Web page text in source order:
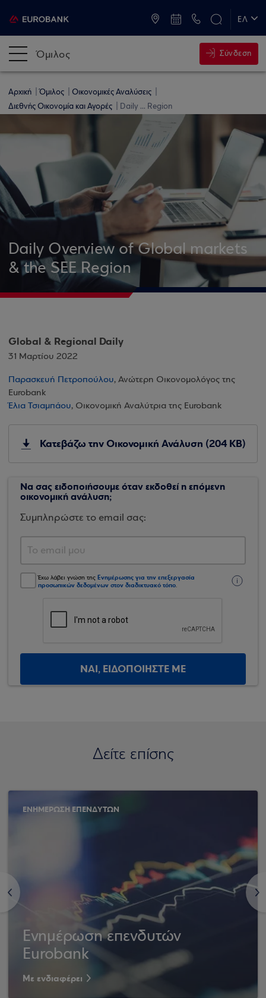
ΕΛ
Όμιλος Σύνδεση
Αρχική Όμιλος
Οικονομικές Αναλύσεις
Διεθνής Οικονομία και Αγορές
Daily ... Region
Daily Overview of Global markets
& the SEE Region
Global & Regional Daily
31 Μαρτίου 2022
Παρασκευή Πετροπούλου, Ανώτερη Οικονομολόγος της
Eurobank
Έλια Τσιαμπάου, Οικονομική Αναλύτρια της Eurobank
Κατεβάζω την Οικονομική Ανάλυση (204 KB)
Να σας ειδοποιήσουμε όταν εκδοθεί η επόμενη
οικονομική ανάλυση;
Συμπληρώστε το email σας:
Έχω λάβει γνώση της Ενημέρωσης για την επεξεργασία
προσωπικών δεδομένων στον διαδικτυακό τόπο.
ΝΑΙ, ΕΙΔΟΠΟΙΗΣΤΕ ΜΕ
Δείτε επίσης
<
ΕΝΗΜΕΡΩΣΗ ΕΠΕΝΔΥΤΩΝ
Ενημέρωση επενδυτών
Eurobank
Με ενδιαφέρει
>